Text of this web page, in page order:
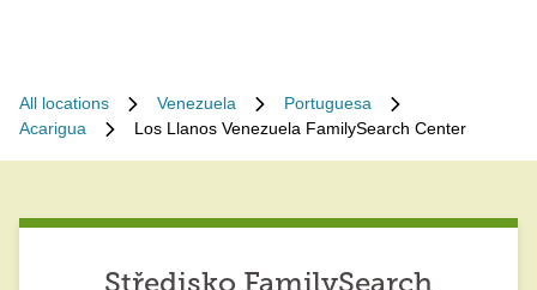
All locations Venezuela
Portuguesa
Acarigua
Los Llanos Venezuela FamilySearch Center